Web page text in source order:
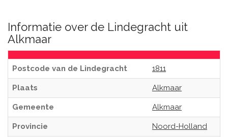
Informatie over de Lindegracht uit
Alkmaar
Postcode van de Lindegracht 1811
Plaats Alkmaar
Gemeente Alkmaar
Provincie Noord-Holland